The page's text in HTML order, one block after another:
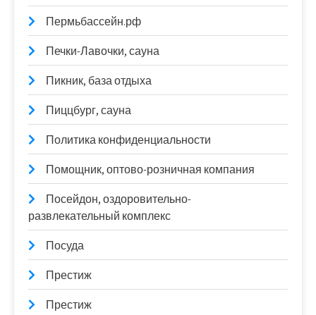
Пермьбассейн.рф
Печки-Лавочки, сауна
Пикник, база отдыха
Пиццбург, сауна
Политика конфиденциальности
Помощник, оптово-розничная компания
Посейдон, оздоровительно-
развлекательный комплекс
Посуда
Престиж
Престиж